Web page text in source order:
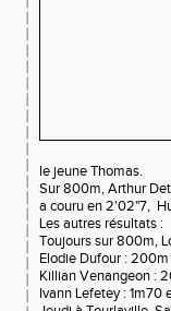
le jeune Thomas.
Sur 800m, Arthur
a couru en 2'02"7,
Les autres résultats :
Toujours sur 800m,
Elodie Dufour :
Killian Venangeon :
Ivann Lefetey : 1m70